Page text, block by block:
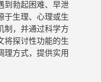
到勃起困难、早泄
于生理、心理或生
制，并通过科学方
将探讨性功能的生
理方式，提供实用